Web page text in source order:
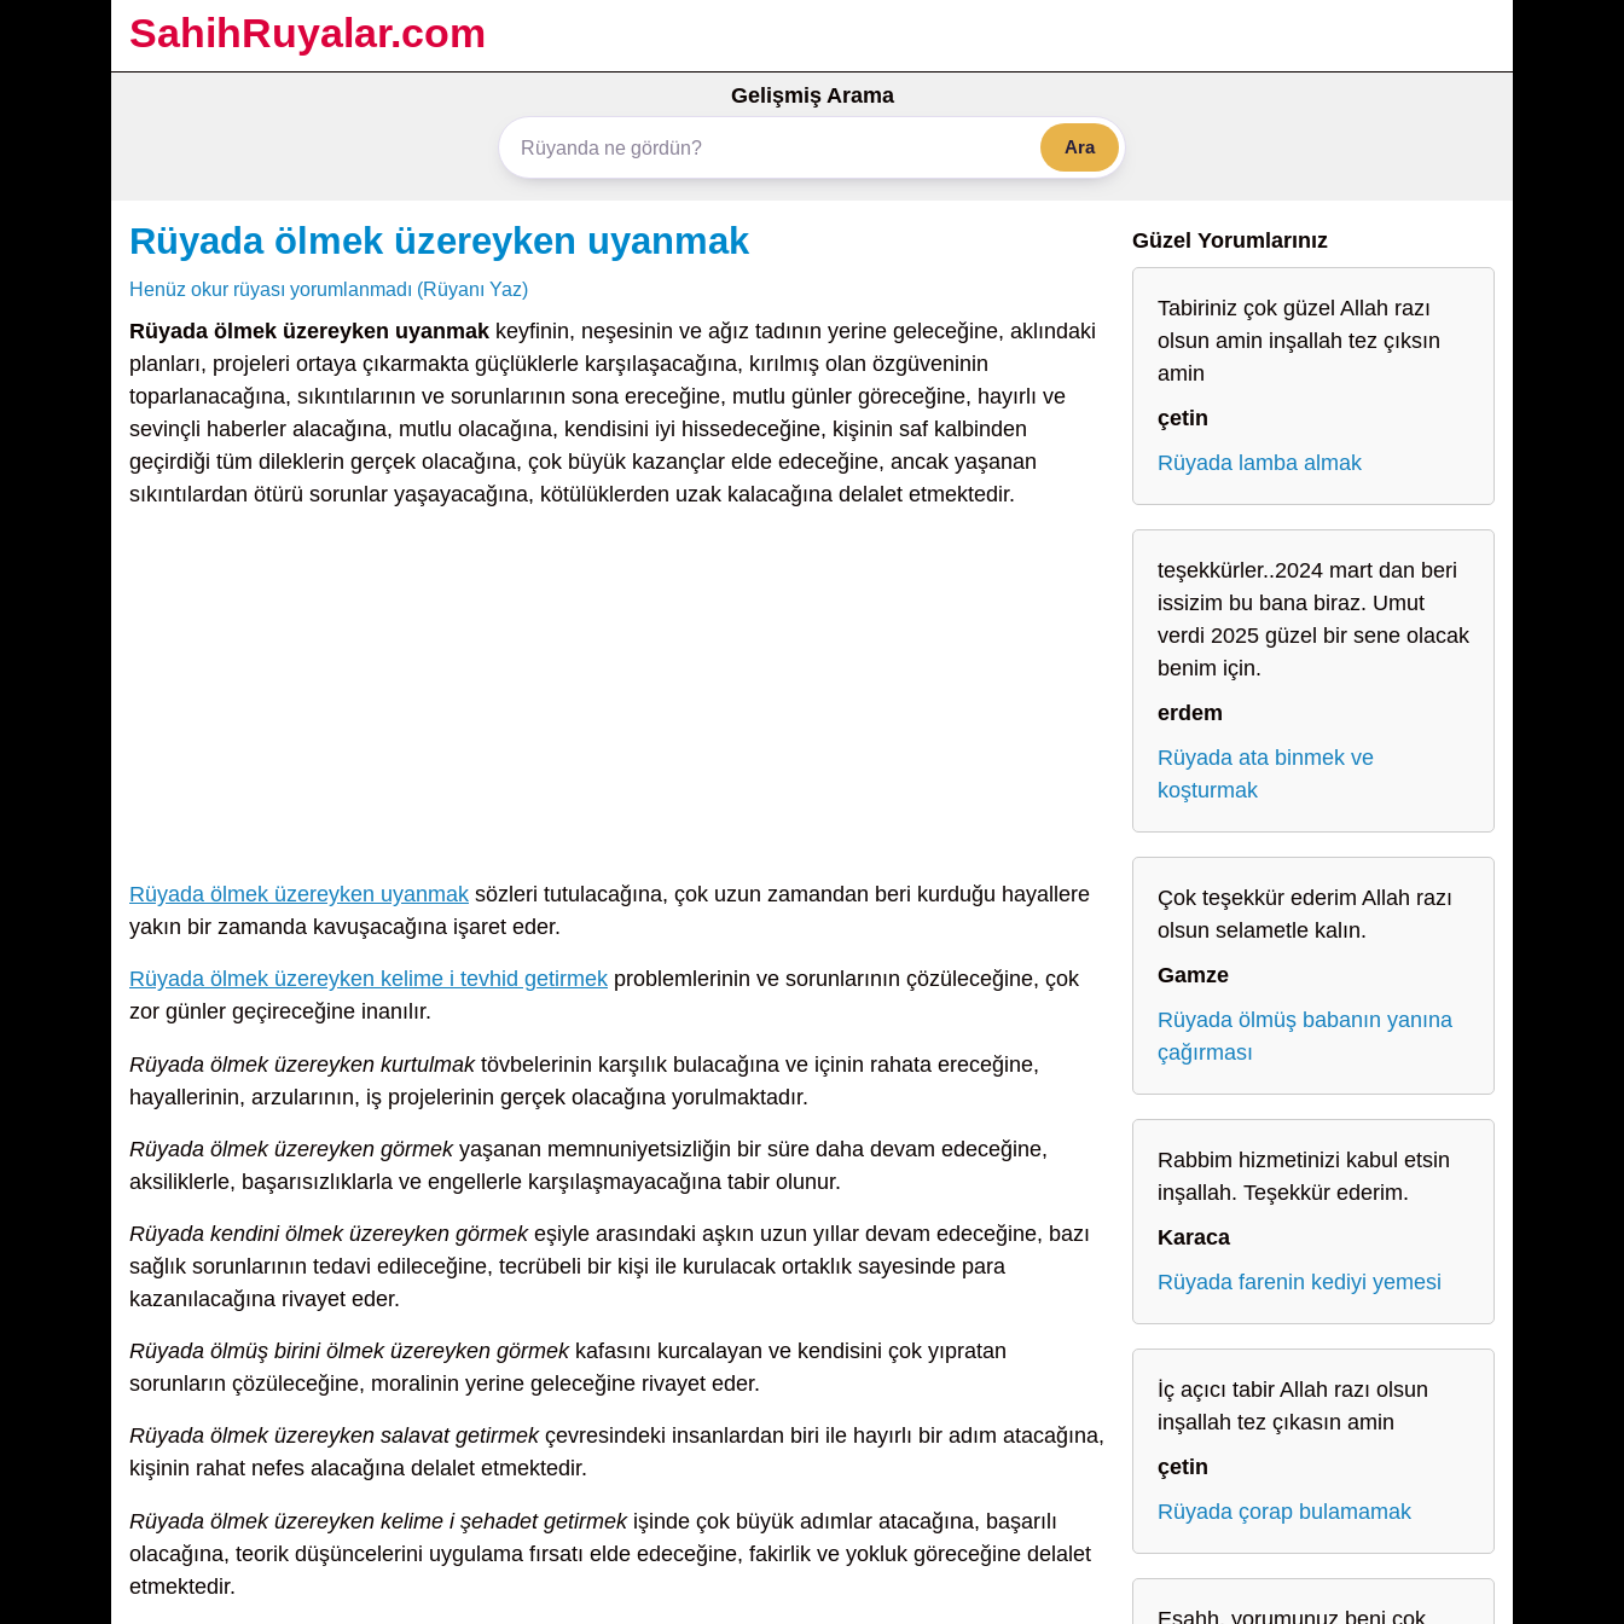
SahihRuyalar.com
Gelişmiş Arama
Ara
Rüyada ölmek üzereyken uyanmak
Henüz okur rüyası yorumlanmadı (Rüyanı Yaz)
Rüyada ölmek üzereyken uyanmak keyfinin, neşesinin ve ağız tadının yerine geleceğine, aklındaki
planları, projeleri ortaya çıkarmakta güçlüklerle karşılaşacağına, kırılmış olan özgüveninin
toparlanacağına, sıkıntılarının ve sorunlarının sona ereceğine, mutlu günler göreceğine, hayırlı ve
sevinçli haberler alacağına, mutlu olacağına, kendisini iyi hissedeceğine, kişinin saf kalbinden
geçirdiği tüm dileklerin gerçek olacağına, çok büyük kazançlar elde edeceğine, ancak yaşanan
sıkıntılardan ötürü sorunlar yaşayacağına, kötülüklerden uzak kalacağına delalet etmektedir.
Rüyada ölmek üzereyken uyanmak sözleri tutulacağına, çok uzun zamandan beri kurduğu hayallere
yakın bir zamanda kavuşacağına işaret eder.
Rüyada ölmek üzereyken kelime i tevhid getirmek problemlerinin ve sorunlarının çözüleceğine, çok
zor günler geçireceğine inanılır.
Rüyada ölmek üzereyken kurtulmaktövbelerinin karşılık bulacağına ve içinin rahata ereceğine,
hayallerinin, arzularının, iş projelerinin gerçek olacağına yorulmaktadır.
Rüyada ölmek üzereyken görmekyaşanan memnuniyetsizliğin bir süre daha devam edeceğine,
aksiliklerle, başarısızlıklarla ve engellerle karşılaşmayacağına tabir olunur.
Rüyada kendini ölmek üzereyken görmekeşiyle arasındaki aşkın uzun yıllar devam edeceğine, bazı
sağlık sorunlarının tedavi edileceğine, tecrübeli bir kişi ile kurulacak ortaklık sayesinde para
kazanılacağına rivayet eder.
Rüyada ölmüş birini ölmek üzereyken görmekkafasını kurcalayan ve kendisini çok yıpratan
sorunların çözüleceğine, moralinin yerine geleceğine rivayet eder.
Rüyada ölmek üzereyken salavat getirmekçevresindeki insanlardan biri ile hayırlı bir adım atacağına,
kişinin rahat nefes alacağına delalet etmektedir.
Rüyada ölmek üzereyken kelime i şehadet getirmekişinde çok büyük adımlar atacağına, başarılı
olacağına, teorik düşüncelerini uygulama fırsatı elde edeceğine, fakirlik ve yokluk göreceğine delalet
etmektedir.
Güzel Yorumlarınız
Tabiriniz çok güzel Allah razı
olsun amin inşallah tez çıksın
amin
çetin
Rüyada lamba almak
teşekkürler..2024 mart dan beri
issizim bu bana biraz. Umut
verdi 2025 güzel bir sene olacak
benim için.
erdem
Rüyada ata binmek ve
koşturmak
Çok teşekkür ederim Allah razı
olsun selametle kalın.
Gamze
Rüyada ölmüş babanın yanına
çağırması
Rabbim hizmetinizi kabul etsin
inşallah. Teşekkür ederim.
Karaca
Rüyada farenin kediyi yemesi
İç açıcı tabir Allah razı olsun
inşallah tez çıkasın amin
çetin
Rüyada çorap bulamamak
Esahh, yorumunuz beni çok